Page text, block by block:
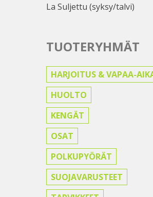
La Suljettu (syksy/talvi)
TUOTERYHMÄT
HARJOITUS & VAPAA-
HUOLTO
KENGÄT
OSAT
POLKUPYÖRÄT
SUOJAVARUSTEET